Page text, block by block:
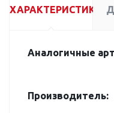
ХАРАКТЕРИСТИКИ
Аналогичные
Производитель: